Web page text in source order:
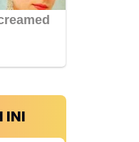
INI